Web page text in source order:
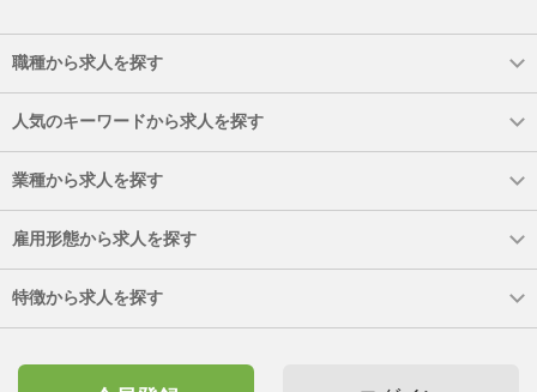
職種から求人を探す
人気のキーワードから求人を探す
業種から求人を探す
雇用形態から求人を探す
特徴から求人を探す